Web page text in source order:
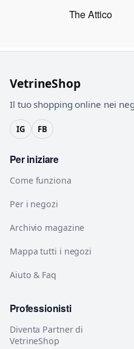
The Attico
VetrineShop
Il tuo shopping online nei
IG FB
Per iniziare
Come funziona
Per i negozi
Archivio magazine
Mappa tutti i negozi
Aiuto & Faq
Professionisti
Diventa Partner di
VetrineShop